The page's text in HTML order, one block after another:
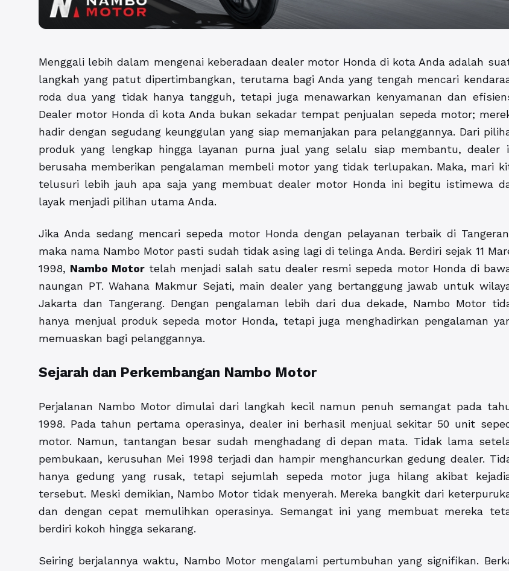
Menggali lebih dalam mengenai keberadaan dealer motor Honda di kota Anda adalah
langkah yang patut dipertimbangkan, terutama bagi Anda yang tengah mencari
roda dua yang tidak hanya tangguh, tetapi juga menawarkan kenyamanan dan
Dealer motor Honda di kota Anda bukan sekadar tempat penjualan sepeda motor;
hadir dengan segudang keunggulan yang siap memanjakan para pelanggannya. Dari
produk yang lengkap hingga layanan purna jual yang selalu siap membantu, dealer
berusaha memberikan pengalaman membeli motor yang tidak terlupakan. Maka, mari
telusuri lebih jauh apa saja yang membuat dealer motor Honda ini begitu istimewa
layak menjadi pilihan utama Anda.
Jika Anda sedang mencari sepeda motor Honda dengan pelayanan terbaik di
maka nama Nambo Motor pasti sudah tidak asing lagi di telinga Anda. Berdiri sejak 11
1998, Nambo Motor telah menjadi salah satu dealer resmi sepeda motor Honda di
naungan PT. Wahana Makmur Sejati, main dealer yang bertanggung jawab untuk
Jakarta dan Tangerang. Dengan pengalaman lebih dari dua dekade, Nambo Motor
hanya menjual produk sepeda motor Honda, tetapi juga menghadirkan pengalaman
memuaskan bagi pelanggannya.
Sejarah dan Perkembangan Nambo Motor
Perjalanan Nambo Motor dimulai dari langkah kecil namun penuh semangat pada
1998. Pada tahun pertama operasinya, dealer ini berhasil menjual sekitar 50 unit
motor. Namun, tantangan besar sudah menghadang di depan mata. Tidak lama
pembukaan, kerusuhan Mei 1998 terjadi dan hampir menghancurkan gedung dealer.
hanya gedung yang rusak, tetapi sejumlah sepeda motor juga hilang akibat
tersebut. Meski demikian, Nambo Motor tidak menyerah. Mereka bangkit dari
dan dengan cepat memulihkan operasinya. Semangat ini yang membuat mereka
berdiri kokoh hingga sekarang.
Seiring berjalannya waktu, Nambo Motor mengalami pertumbuhan yang signifikan.